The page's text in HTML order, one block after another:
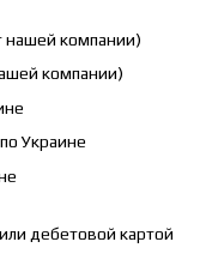
нашей компании)
компании)
Украине
дебетовой картой